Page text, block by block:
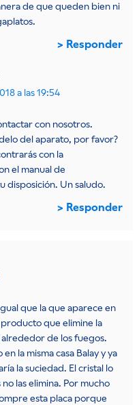
de que queden bien ni
Responder
a las 19:54
con nosotros.
del aparato, por favor?
con la
el manual de
disposición. Un saludo.
Responder
que la que aparece en
que elimine la
de los fuegos.
la misma casa Balay y ya
la suciedad. El cristal lo
las elimina. Por mucho
esta placa porque